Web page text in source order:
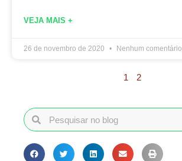
VEJA MAIS +
26 de novembro de 2020 Nenhum comentário
1 2